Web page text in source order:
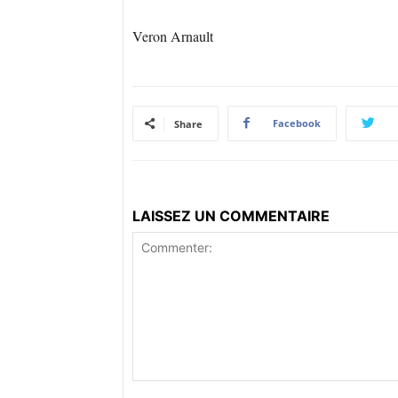
Veron Arnault
Share Facebook
LAISSEZ UN COMMENTAIRE